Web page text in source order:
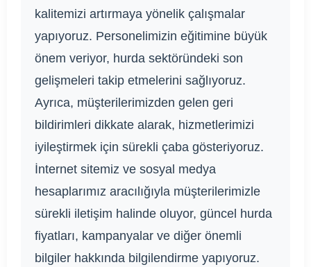
kalitemizi artırmaya yönelik çalışmalar
yapıyoruz. Personelimizin eğitimine büyük
önem veriyor, hurda sektöründeki son
gelişmeleri takip etmelerini sağlıyoruz.
Ayrıca, müşterilerimizden gelen geri
bildirimleri dikkate alarak, hizmetlerimizi
iyileştirmek için sürekli çaba gösteriyoruz.
İnternet sitemiz ve sosyal medya
hesaplarımız aracılığıyla müşterilerimizle
sürekli iletişim halinde oluyor, güncel hurda
fiyatları, kampanyalar ve diğer önemli
bilgiler hakkında bilgilendirme yapıyoruz.